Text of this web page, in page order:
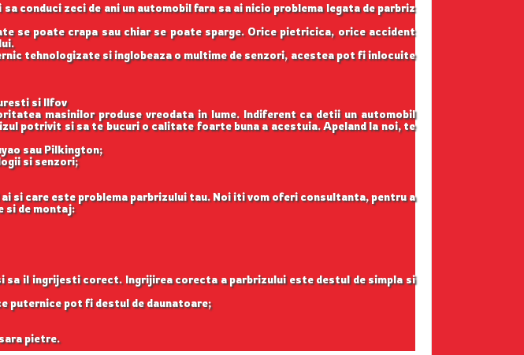
conduci zeci de ani un automobil fara sa ai nicio problema legata de parbriz
poate crapa sau chiar se poate sparge. Orice pietricica, orice accident
tehnologizate si inglobeaza o multime de senzori, acestea pot fi inlocuite
si Ilfov
masinilor produse vreodata in lume. Indiferent ca detii un automobil
potrivit si sa te bucuri o calitate foarte buna a acestuia. Apeland la noi, te
sau Pilkington;
si senzori;
si care este problema parbrizului tau. Noi iti vom oferi consultanta, pentru a
si de montaj:
il ingrijesti corect. Ingrijirea corecta a parbrizului este destul de simpla si
puternice pot fi destul de daunatoare;
pietre.